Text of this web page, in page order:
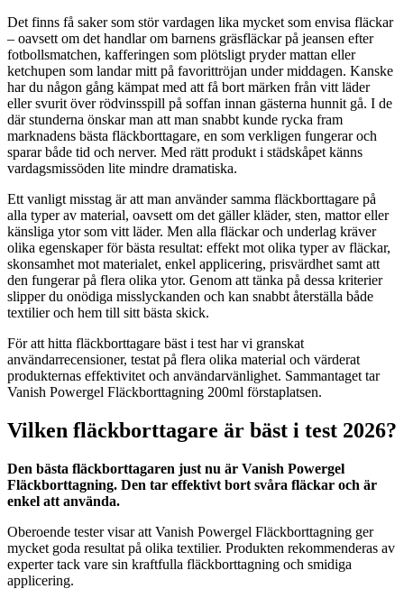
Det finns få saker som stör vardagen lika mycket som envisa fläckar
– oavsett om det handlar om barnens gräsfläckar på jeansen efter
fotbollsmatchen, kafferingen som plötsligt pryder mattan eller
ketchupen som landar mitt på favorittröjan under middagen. Kanske
har du någon gång kämpat med att få bort märken från vitt läder
eller svurit över rödvinsspill på soffan innan gästerna hunnit gå. I de
där stunderna önskar man att man snabbt kunde rycka fram
marknadens bästa fläckborttagare, en som verkligen fungerar och
sparar både tid och nerver. Med rätt produkt i städskåpet känns
vardagsmissöden lite mindre dramatiska.
Ett vanligt misstag är att man använder samma fläckborttagare på
alla typer av material, oavsett om det gäller kläder, sten, mattor eller
känsliga ytor som vitt läder. Men alla fläckar och underlag kräver
olika egenskaper för bästa resultat: effekt mot olika typer av fläckar,
skonsamhet mot materialet, enkel applicering, prisvärdhet samt att
den fungerar på flera olika ytor. Genom att tänka på dessa kriterier
slipper du onödiga misslyckanden och kan snabbt återställa både
textilier och hem till sitt bästa skick.
För att hitta fläckborttagare bäst i test har vi granskat
användarrecensioner, testat på flera olika material och värderat
produkternas effektivitet och användarvänlighet. Sammantaget tar
Vanish Powergel Fläckborttagning 200ml förstaplatsen.
Vilken fläckborttagare är bäst i test 2026?
Den bästa fläckborttagaren just nu är Vanish Powergel
Fläckborttagning. Den tar effektivt bort svåra fläckar och är
enkel att använda.
Oberoende tester visar att Vanish Powergel Fläckborttagning ger
mycket goda resultat på olika textilier. Produkten rekommenderas av
experter tack vare sin kraftfulla fläckborttagning och smidiga
applicering.